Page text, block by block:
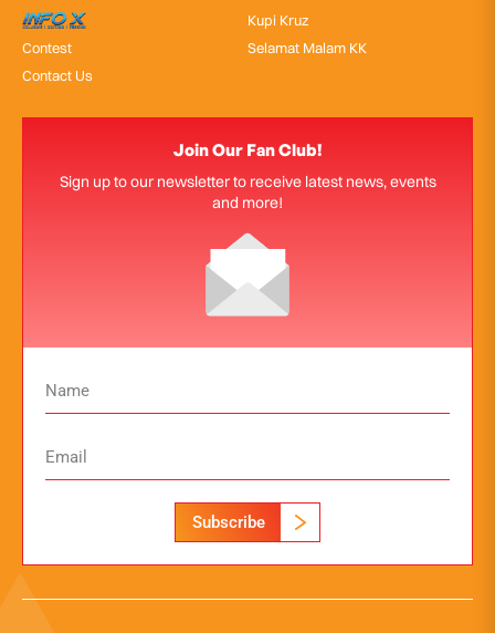
InfoX
Contest
Contact Us
Kupi Kruz
Selamat Malam KK
Join Our Fan Club!
Sign up to our newsletter to receive latest news, events
and more!
Subscribe